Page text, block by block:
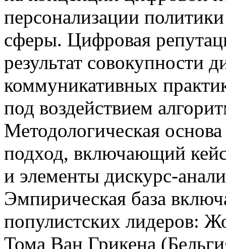
персонализации
сферы. Цифровая
результат совокупности
коммуникативных
под воздействием
Методологическая
подход, включающий
и элементы дискурс-
Эмпирическая база
популистских лидеров:
Тома Ван Грикена